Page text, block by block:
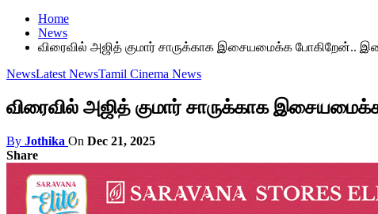
Home
News
விரைவில் அஜித் குமார் சாருக்காக இசையமைக்க போகிறேன்..
NewsLatest NewsTamil Cinema News
விரைவில் அஜித் குமார் சாருக்காக
By Jothika On Dec 21, 2025
Share